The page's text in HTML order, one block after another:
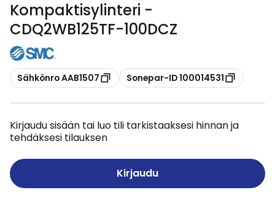
Kompaktisylinteri -
CDQ2WB125TF-100DCZ
Kopioi
Sähkönro AAB1507 Kopioi
Sonepar-ID 100014531
Kirjaudu sisään tai luo tili tarkistaaksesi hinnan ja
tehdäksesi tilauksen
Kirjaudu